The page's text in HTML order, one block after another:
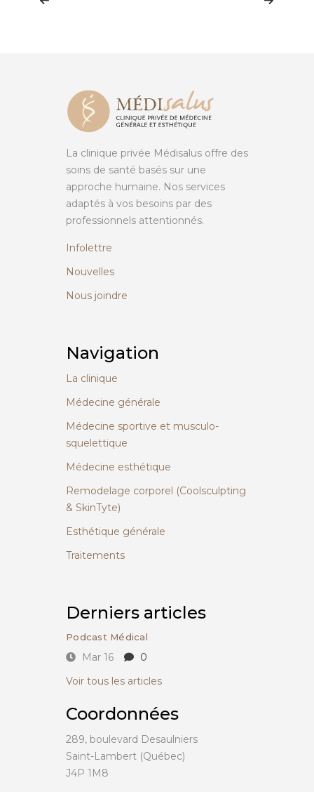
La clinique privée Médisalus offre des
soins de santé basés sur une
approche humaine. Nos services
adaptés à vos besoins par des
professionnels attentionnés.
Infolettre
Nouvelles
Nous joindre
Navigation
La clinique
Médecine générale
Médecine sportive et musculo-
squelettique
Médecine esthétique
Remodelage corporel (Coolsculpting
& SkinTyte)
Esthétique générale
Traitements
Derniers articles
Podcast Médical
Mar 16
0
Voir tous les articles
Coordonnées
289, boulevard Desaulniers
Saint-Lambert (Québec)
J4P 1M8